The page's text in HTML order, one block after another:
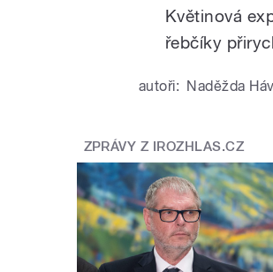
Květinová
řebčíky
autoři: Naděžda
ZPRÁVY Z IROZHLAS.CZ